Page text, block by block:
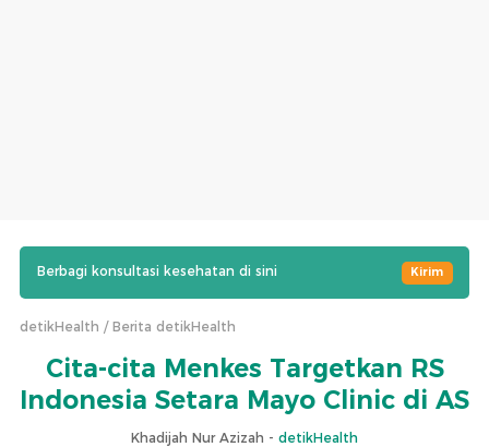
Berbagi konsultasi kesehatan di sini Kirim
detikHealth Berita detikHealth
Cita-cita Menkes Targetkan RS
Indonesia Setara Mayo Clinic di AS
Khadijah Nur Azizah - detikHealth